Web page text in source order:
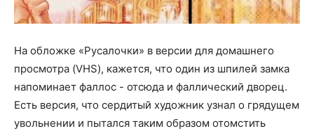
На обложке «Русалочки» в версии для домашнего
просмотра (VHS), кажется, что один из шпилей замка
напоминает фаллос - отсюда и фаллический дворец.
Есть версия, что сердитый художник узнал о грядущем
увольнении и пытался таким образом отомстить